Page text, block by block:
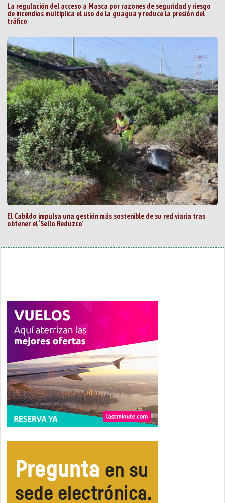
La regulación del acceso a Masca por razones de seguridad y riesgo
de incendios multiplica el uso de la guagua y reduce la presión del
tráfico
El Cabildo impulsa una gestión más sostenible de su red viaria tras
obtener el ‘Sello Reduzco’